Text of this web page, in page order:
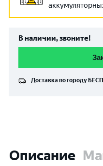
В наличии, звоните!
Доставка по городу
Описание